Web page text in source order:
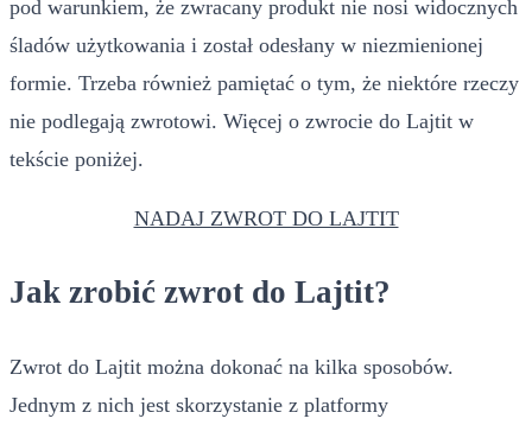
pod warunkiem, że zwracany produkt nie nosi widocznych
śladów użytkowania i został odesłany w niezmienionej
formie. Trzeba również pamiętać o tym, że niektóre rzeczy
nie podlegają zwrotowi. Więcej o zwrocie do Lajtit w
tekście poniżej.
NADAJ ZWROT DO LAJTIT
Jak zrobić zwrot do Lajtit?
Zwrot do Lajtit można dokonać na kilka sposobów.
Jednym z nich jest skorzystanie z platformy